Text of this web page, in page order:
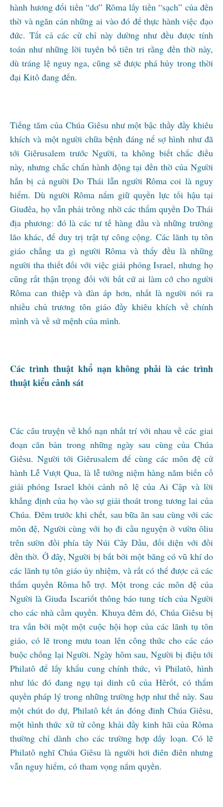
hành hương đổi tiền “dơ” Rôma lấy tiền “sạch” của đền
thờ và ngăn cản những ai vào đó để thực hành việc đạo
đức. Tất cả các cử chỉ này dường như đều được tính
toán như những lời tuyên bố tiên tri rằng đền thờ này,
dù tráng lệ nguy nga, cũng sẽ được phá hủy trong thời
đại Kitô đang đến.
Tiếng tăm của Chúa Giêsu như một bậc thầy đầy khiêu
khích và một người chữa bệnh đáng nể sợ hình như đã
tới Giêrusalem trước Người, ta không biết chắc điều
này, nhưng chắc chắn hành động tại đền thờ của Người
hẳn bị cả người Do Thái lẫn người Rôma coi là nguy
hiểm. Dù người Rôma nắm giữ quyền lực tối hậu tại
Giuđêa, họ vẫn phải trông nhờ các thẩm quyền Do Thái
địa phương: đó là các tư tế hàng đầu và những trưởng
lão khác, để duy trị trật tự công cộng. Các lãnh tụ tôn
giáo chẳng ưa gì người Rôma và thẩy đều là những
người tha thiết đối với việc giải phóng Israel, nhưng họ
cũng rất thận trọng đối với bất cứ ai làm cớ cho người
Rôma can thiệp và đàn áp hơn, nhất là người nói ra
nhiều chủ trương tôn giáo đầy khiêu khích về chính
mình và về sứ mệnh của mình.
Các trình thuật khổ nạn không phải là các trình
thuật kiểu cảnh sát
Các câu truyện về khổ nạn nhất trí với nhau về các giai
đoạn căn bản trong những ngày sau cùng của Chúa
Giêsu. Người tới Giêrusalem để cùng các môn đệ cử
hành Lễ Vượt Qua, là lễ tưởng niệm hàng năm biến cố
giải phóng Israel khỏi cảnh nô lệ của Ai Cập và lời
khẳng định của họ vào sự giải thoát trong tương lai của
Chúa. Đêm trước khi chết, sau bữa ăn sau cùng với các
môn đệ, Người cùng với họ đi cầu nguyện ở vườn ôliu
trên sườn đồi phía tây Núi Cây Dầu, đối diện với đồi
đền thờ. Ở đây, Người bị bắt bởi một băng có vũ khí do
các lãnh tụ tôn giáo ủy nhiệm, và rất có thể được cả các
thẩm quyền Rôma hỗ trợ. Một trong các môn đệ của
Người là Giuđa Iscariốt thông báo tung tích của Người
cho các nhà cầm quyền. Khuya đêm đó, Chúa Giêsu bị
tra vấn bởi một một cuộc hội họp của các lãnh tụ tôn
giáo, có lẽ trong mưu toan lên công thức cho các cáo
buộc chống lại Người. Ngày hôm sau, Người bị điệu tới
Philatô để lấy khẩu cung chính thức, vì Philatô, hình
như lúc đó đang ngụ tại dinh cũ của Hêrốt, có thẩm
quyền pháp lý trong những trường hợp như thế này. Sau
một chút do dự, Philatô kết án đóng đinh Chúa Giêsu,
một hình thức xử tử công khải đầy kinh hãi của Rôma
thường chỉ dành cho các trường hợp dấy loạn. Có lẽ
Philatô nghĩ Chúa Giêsu là người hơi điên điên nhưng
vẫn nguy hiểm, có tham vọng nắm quyền.